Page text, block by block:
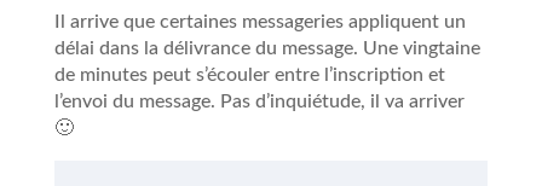
Il arrive que certaines messageries appliquent un
délai dans la délivrance du message. Une vingtaine
de minutes peut s’écouler entre l’inscription et
l’envoi du message. Pas d’inquiétude, il va arriver
🙂